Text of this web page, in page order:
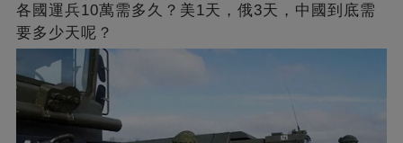
各國運兵10萬需多久？美1天，俄3天，中國到底需
要多少天呢？